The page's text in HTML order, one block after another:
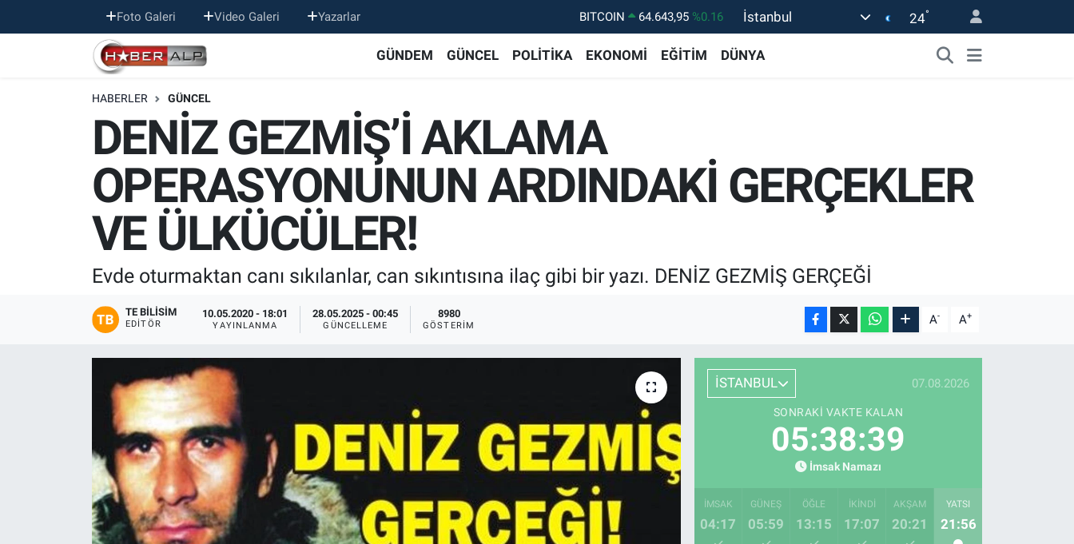
Foto Galeri Video Galeri Yazarlar DOLAR 47,6704 %0
55,0406
%-0.08
%0.16
İstanbul 24°
GÜNDEM GÜNCEL POLİTİKA EKONOMİ EĞİTİM DÜNYA
HABERLER GÜNCEL
DENİZ GEZMİŞ’İ AKLAMA
OPERASYONUNUN ARDINDAKİ GERÇEKLER
VE ÜLKÜCÜLER!
Evde oturmaktan canı sıkılanlar, can sıkıntısına ilaç gibi bir yazı. DENİZ GEZMİŞ GERÇEĞİ
TE BILISIM
EDITÖR
10.05.2020 - 18:01
YAYINLANMA
28.05.2025 - 00:45
GÜNCELLEME
8980
GÖSTERIM A- A+
İSTANBUL 07.08.2026
SONRAKI VAKTE KALAN
05:38:38
İmsak Namazı
İMSAK
04:17
GÜNEŞ
05:59
ÖĞLE
13:15
İKINDI
17:07
AKŞAM
20:21
YATSI
21:56
Nöbetçi Eczaneler
Hava Durumu
Trafik Durumu
Süper Lig Puan Durumu ve Fikstür
Tüm Manşetler
Son Dakika Haberleri
Haber Arşivi